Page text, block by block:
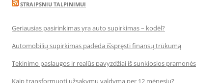
STRAIPSNIU TALPINIMUI
Geriausias pasirinkimas yra auto supirkimas – kodėl?
Automobilių supirkimas padeda išspręsti finansų trūkumą
Tekinimo paslaugos ir realūs pavyzdžiai iš sunkiosios pramonės
Kaip transformuoti užsakymų valdymą per 12 mėnesių?